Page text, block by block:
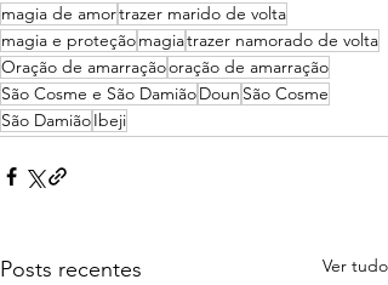
magia de amortrazer marido de volta
magia e proteçãomagiatrazer namorado de volta
Oração de amarraçãooração de amarração
São Cosme e São DamiãoDoun São Cosme
São DamiãoIbeji
Posts recentes Ver tudo